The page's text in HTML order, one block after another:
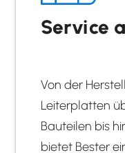
Service
Von der
Leiterplatten
Bauteilen bis
bietet Bester